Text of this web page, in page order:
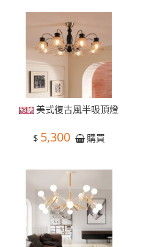
美式復古風半吸頂燈
$ 5,300 購買